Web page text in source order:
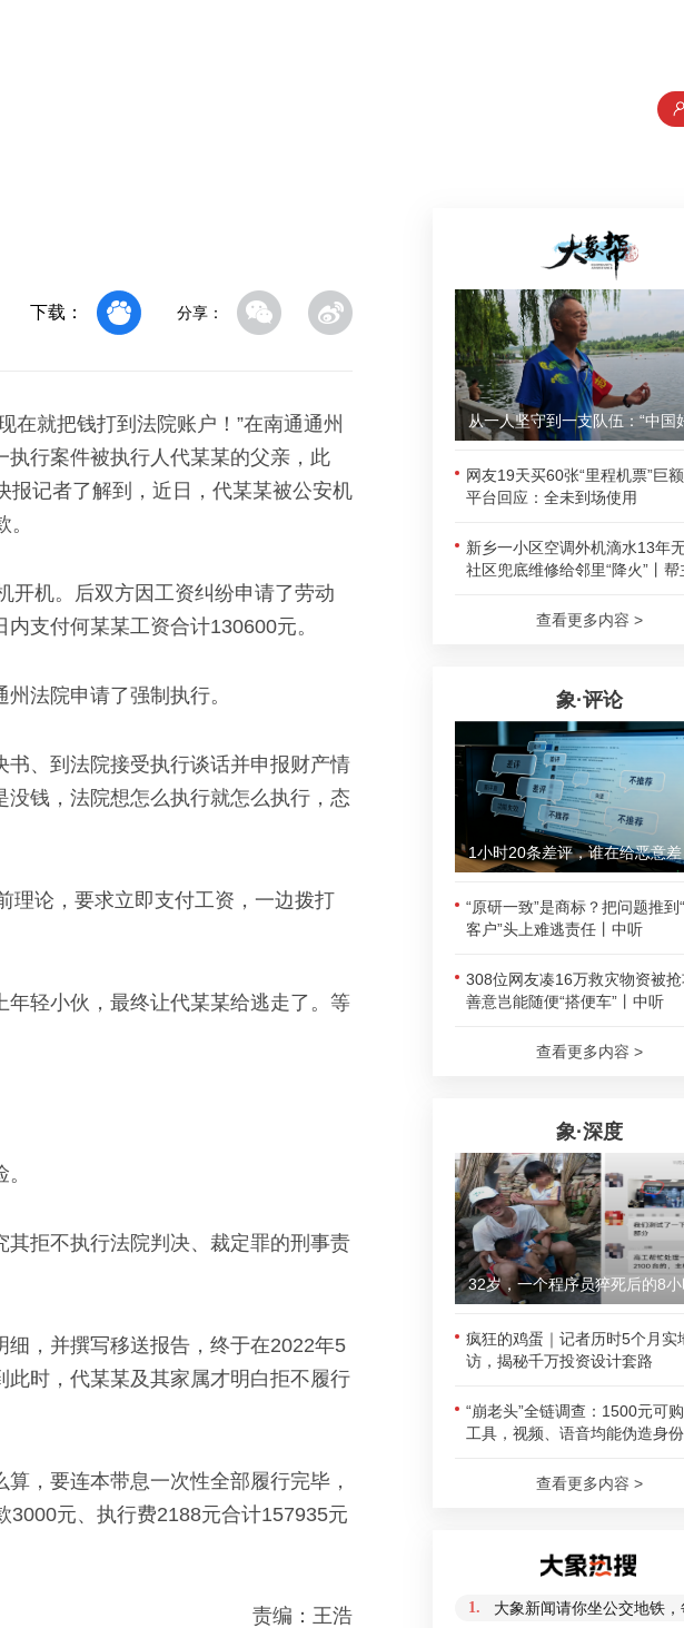
下载： 分享：
在就把钱打到法院账户！”在南通通州
行案件被执行人代某某的父亲，此
报记者了解到，近日，代某某被公安机
开机。后双方因工资纠纷申请了劳动
支付何某某工资合计130600元。
法院申请了强制执行。
、到法院接受执行谈话并申报财产情
钱，法院想怎么执行就怎么执行，态
理论，要求立即支付工资，一边拨打
轻小伙，最终让代某某给逃走了。等
拒不执行法院判决、裁定罪的刑事责
，并撰写移送报告，终于在2022年5
时，代某某及其家属才明白拒不履行
，要连本带息一次性全部履行完毕，
元、执行费2188元合计157935元
责编：王浩
网友19天买60张“里程机票”巨
平台回应：全未到场使用
新乡一小区空调外机滴水13年
社区兜底维修给邻里“降火”丨帮
查看更多内容 >
象·评论
“原研一致”是商标？把问题推到
客户”头上难逃责任丨中听
308位网友凑16万救灾物资被
善意岂能随便“搭便车”丨中听
查看更多内容 >
象·深度
32岁，一个程序员猝死后的8
疯狂的鸡蛋｜记者历时5个月实
访，揭秘千万投资设计套路
“崩老头”全链调查：1500元可
工具，视频、语音均能伪造身份
查看更多内容 >
1. 大象新闻请你坐公交地铁